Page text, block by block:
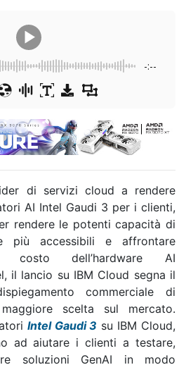
-:--
di servizi cloud a rendere
AI Intel Gaudi 3 per i clienti,
rendere le potenti capacità di
più accessibili e affrontare
costo dell’hardware AI
il lancio su IBM Cloud segna il
commerciale di
scelta sul mercato.
Intel Gaudi 3 su IBM Cloud,
ad aiutare i clienti a testare,
soluzioni GenAI in modo